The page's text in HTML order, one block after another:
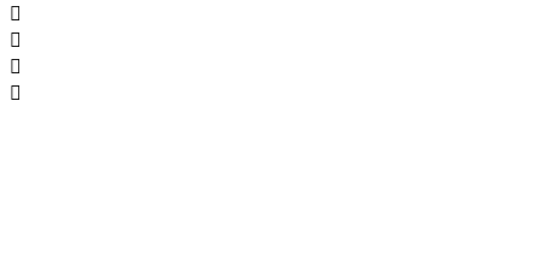



